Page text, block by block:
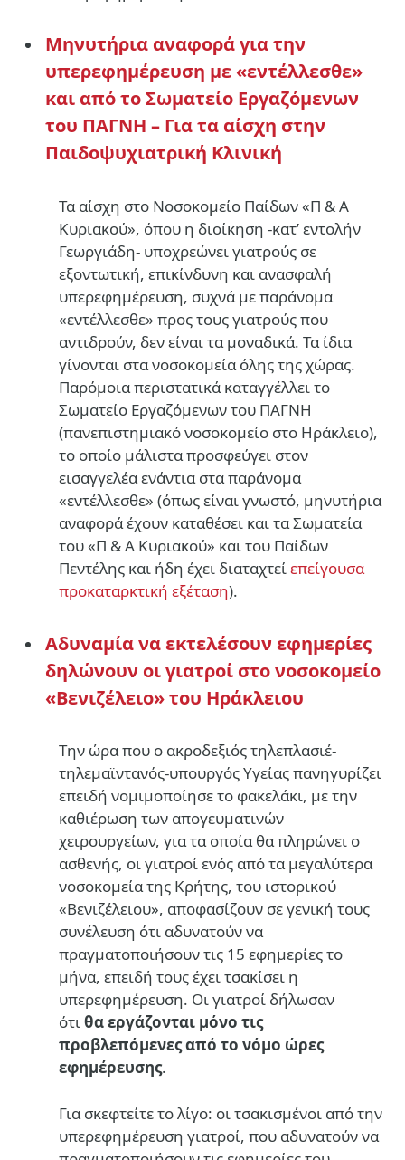
Μηνυτήρια αναφορά για την
υπερεφημέρευση με «εντέλλεσθε»
και από το Σωματείο Εργαζόμενων
του ΠΑΓΝΗ – Για τα αίσχη στην
Παιδοψυχιατρική Κλινική
Τα αίσχη στο Νοσοκομείο Παίδων «Π & Α
Κυριακού», όπου η διοίκηση -κατ’ εντολήν
Γεωργιάδη- υποχρεώνει γιατρούς σε
εξοντωτική, επικίνδυνη και ανασφαλή
υπερεφημέρευση, συχνά με παράνομα
«εντέλλεσθε» προς τους γιατρούς που
αντιδρούν, δεν είναι τα μοναδικά. Τα ίδια
γίνονται στα νοσοκομεία όλης της χώρας.
Παρόμοια περιστατικά καταγγέλλει το
Σωματείο Εργαζόμενων του ΠΑΓΝΗ
(πανεπιστημιακό νοσοκομείο στο Ηράκλειο),
το οποίο μάλιστα προσφεύγει στον
εισαγγελέα ενάντια στα παράνομα
«εντέλλεσθε» (όπως είναι γνωστό, μηνυτήρια
αναφορά έχουν καταθέσει και τα Σωματεία
του «Π & Α Κυριακού» και του Παίδων
Πεντέλης και ήδη έχει διαταχτείεπείγουσα
προκαταρκτική εξέταση).
Αδυναμία να εκτελέσουν εφημερίες
δηλώνουν οι γιατροί στο νοσοκομείο
«Βενιζέλειο» του Ηράκλειου
Tην ώρα που ο ακροδεξιός τηλεπλασιέ-
τηλεμαϊντανός-υπουργός Υγείας πανηγυρίζει
επειδή νομιμοποίησε το φακελάκι, με την
καθιέρωση των απογευματινών
χειρουργείων, για τα οποία θα πληρώνει ο
ασθενής, οι γιατροί ενός από τα μεγαλύτερα
νοσοκομεία της Κρήτης, του ιστορικού
«Βενιζέλειου», αποφασίζουν σε γενική τους
συνέλευση ότι αδυνατούν να
πραγματοποιήσουν τις 15 εφημερίες το
μήνα, επειδή τους έχει τσακίσει η
υπερεφημέρευση. Οι γιατροί δήλωσαν
ότιθα εργάζονται μόνο τις
προβλεπόμενες από το νόμο ώρες
εφημέρευσης.
Για σκεφτείτε το λίγο: οι τσακισμένοι από την
υπερεφημέρευση γιατροί, που αδυνατούν να